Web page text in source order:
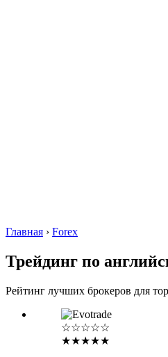
Главная › Forex
Трейдинг по
Рейтинг лучших брокеров для
☆☆☆☆☆
★★★★★